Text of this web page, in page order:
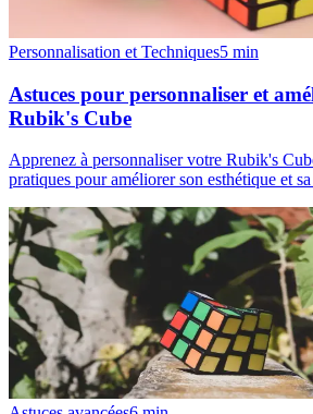
Personnalisation et Techniques5 min
Astuces pour personnaliser et
Rubik's Cube
Apprenez à personnaliser votre Rubik's
pratiques pour améliorer son esthétique et